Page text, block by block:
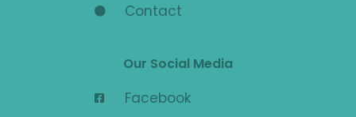
Contact
Our Social Media
Facebook